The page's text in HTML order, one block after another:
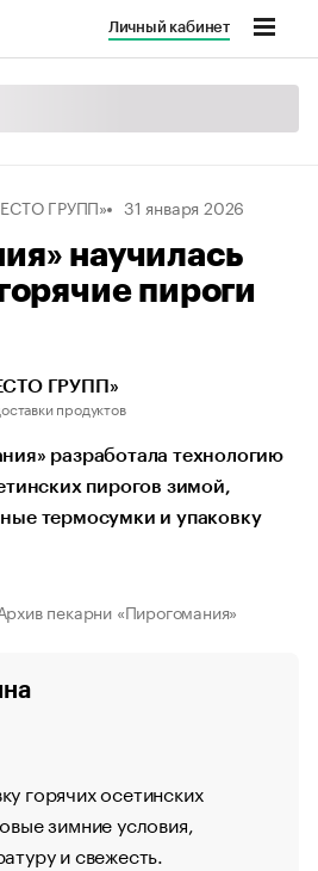
Личный кабинет
ГРУПП» 31 января 2026
научилась
пироги
ГРУПП»
продуктов
разработала технологию
пирогов зимой,
термосумки и упаковку
пекарни «Пирогомания»
горячих осетинских
зимние условия,
и свежесть.